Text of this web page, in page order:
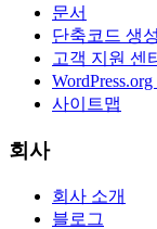
문서
단축코드 생성
고객 지원 센
사이트맵
회사
회사 소개
블로그